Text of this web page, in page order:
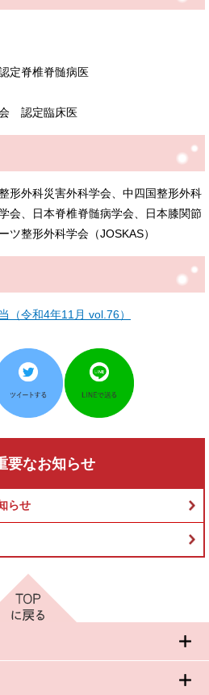
定脊椎脊髄病医
会 認定臨床医
形外科災害外科学会、中四国整形外科
会、日本脊椎脊髄病学会、日本膝関節
ツ整形外科学会（JOSKAS）
（令和4年11月 vol.76）
要なお知らせ
らせ